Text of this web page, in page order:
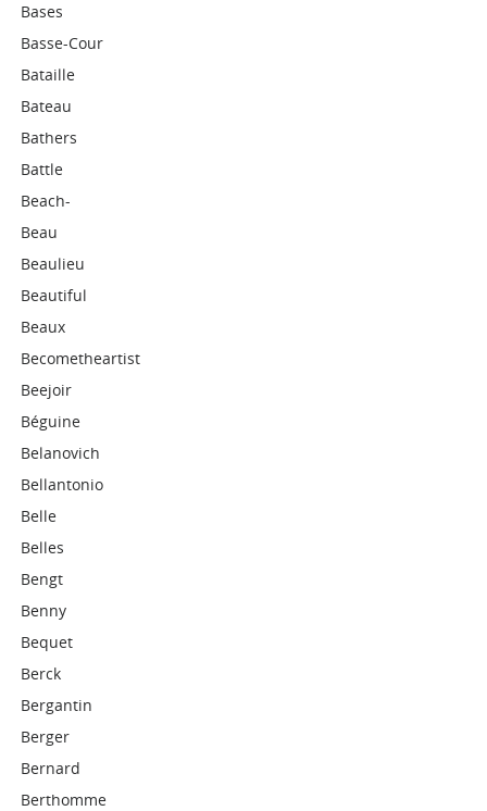
Bases
Basse-Cour
Bataille
Bateau
Bathers
Battle
Beach-
Beau
Beaulieu
Beautiful
Beaux
Becometheartist
Beejoir
Béguine
Belanovich
Bellantonio
Belle
Belles
Bengt
Benny
Bequet
Berck
Bergantin
Berger
Bernard
Berthomme